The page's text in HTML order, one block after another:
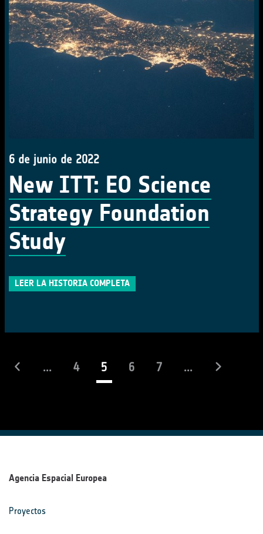
6 de junio de 2022
New ITT: EO Science
Strategy Foundation
Study
LEER LA HISTORIA COMPLETA
... 4 5(actual)
6 7 ...
Agencia Espacial Europea
Proyectos